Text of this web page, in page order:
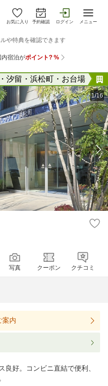
お気に入り 予約確認 ログイン メニュー
汐留・浜松町・お台場
1/16
写真 クーポン クチコミ
案内
好。コンビニ直結で便利、